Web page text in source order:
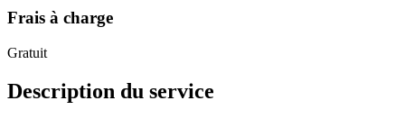
Frais à charge
Gratuit
Description du service